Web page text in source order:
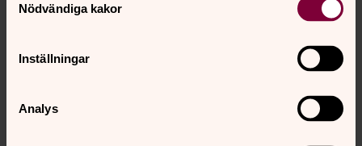
Nödvändiga kakor
Inställningar
Analys
Att bli döpt som vuxen kan vara ett stort steg för många.
sedan tanken på dop vuxit fram. – För mig är kyrkan en
trygg plats där alla är välkomna. Det vill jag vara med och